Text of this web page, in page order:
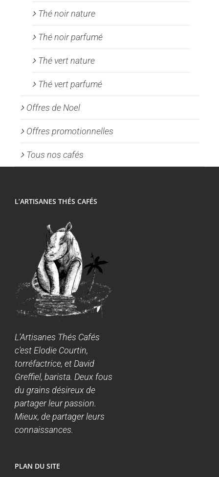
Thé noir nature
Thé noir parfumé
Thé vert nature
Thé vert parfumé
Offres de Noel
Offres promotionnelles
Tous nos cafés
L’ARTISANES THÉS CAFÉS
L'Artisanes Thés Cafés
c'est Elodie Courtin,
torréfactrice, et David
Greffiel, barista. Deux fous
du grains désireux de
partager leur passion.
Mieux, de partager leurs
connaissances.
PLAN DU SITE